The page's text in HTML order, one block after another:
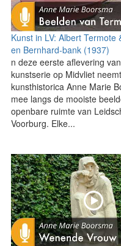
Kunst in LV: Albert Termote
en Bernhard-bank (1937)
n deze eerste aflevering
kunstserie op Midvliet neemt
kunsthistorica Anne Marie
mee langs de mooiste
openbare ruimte van
Voorburg. Elke...